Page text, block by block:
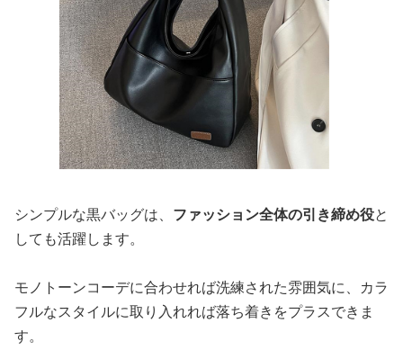
シンプルな黒バッグは、 ファッション全体の引き締め役と
しても活躍します。
モノトーンコーデに合わせれば洗練された雰囲気に、カラ
フルなスタイルに取り入れれば落ち着きをプラスできま
す。